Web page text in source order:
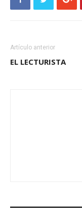
Artículo anterior
EL LECTURISTA